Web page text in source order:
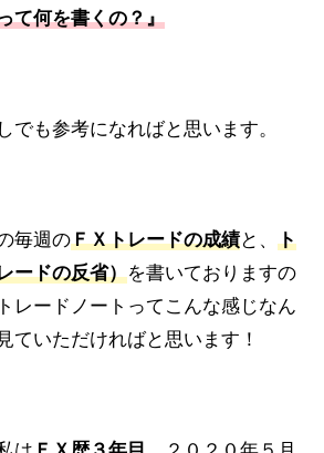
て何を書くの？』
でも参考になればと思います。
毎週のＦＸトレードの成績と、 ト
ードの反省）を書いておりますの
レードノートってこんな感じなん
ていただければと思います！